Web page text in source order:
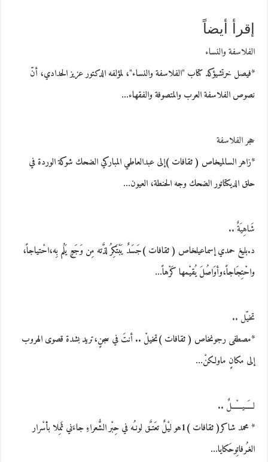
إقرأ أيضاً
الفلاسفة والنساء
*فيصل خرتشيؤكد كتاب "الفلاسفة والنساء"، لمؤلفه الدكتور عزيز الحدادي، أنّ
نصوص الفلاسفة العرب والمتصوفة والفقهاء…
حجر الفلاسفة
*زاهر السالميخاص ( ثقافات )إلى عبدالعاطي المباركي الضحك شوكة الوردة في
حلق الديكتاتور الضحك وجه الحنطة، العيون…
شَاهِيَةٌ ..
د.بليغ حمدي إسماعيلخاص ( ثقافات )جَسَدٌ يَبْتَكِرُ لذَّته مِن وَجَعٍ يَلُم بِه،احْتياجاً،
واحْتِجَاجاً،وأوَاصُلَ يُقيْمها كَرْهاً…
تخيّل ..
*مصطفى رجونخاص ( ثقافات )تخيلْ .. أنتَ في سجنٍ،تريد بشدة قصوى الهروب
إلى مكانٍ ماولكنْ…
لــَـــيـْـــــلٌ ..
* محمد شاكر( ثقافات )1هو ليْلٌ تعَتـَّق لونـُه في حِبْر الشُّعراءِ جاءَني ثَمِلا بأسْرار
الغـُرفاتِوحَكايا…